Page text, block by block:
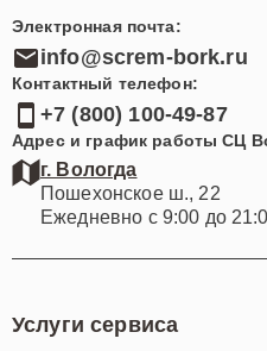
Электронная почта:
info@screm-bork.ru
Контактный телефон:
+7 (800) 100-49-87
Адрес и график работы СЦ
г. Вологда
Пошехонское ш., 22
Ежедневно с 9:00 до
Услуги сервиса